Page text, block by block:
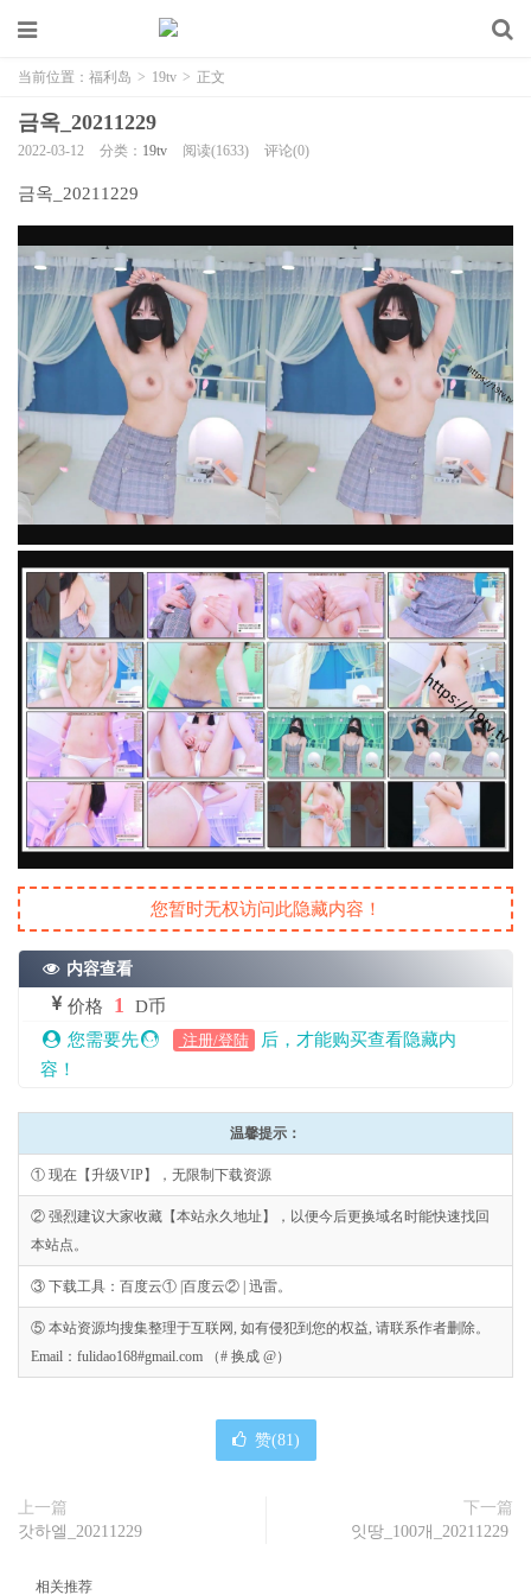
当前位置： 福利岛 > 19tv > 正文
금옥_20211229
2022-03-12 分类： 19tv 阅读(1633) 评论(0)
금옥_20211229
您暂时无权访问此隐藏内容！
内容查看
价格 1
D币
您需要先
注册/登陆
后，才能购买查看隐藏内
容！
温馨提示：
① 现在【升级VIP】，无限制下载资源
② 强烈建议大家收藏【本站永久地址】，以便今后更换域名时能快速找回
本站点。
③ 下载工具：百度云① |百度云② | 迅雷。
⑤ 本站资源均搜集整理于互联网, 如有侵犯到您的权益, 请联系作者删除。
Email：fulidao168#gmail.com （# 换成 @）
赞(81)
上一篇
갓하엘_20211229
下一篇
잇땅_100개_20211229
相关推荐